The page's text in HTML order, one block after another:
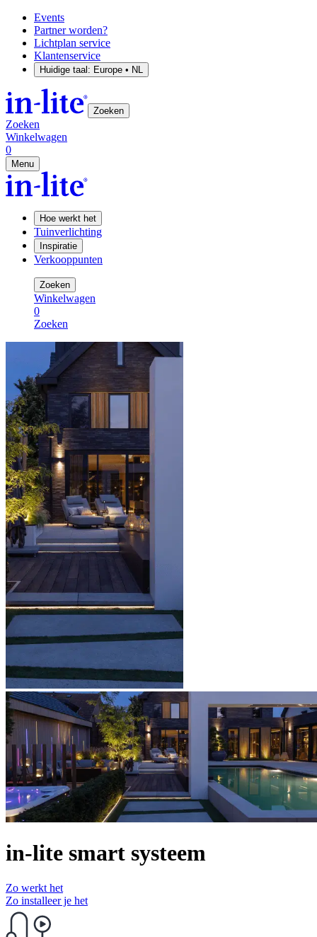
Events
Partner worden?
Lichtplan service
Klantenservice
Huidige taal: Europe • NL
Zoeken
Zoeken
Winkelwagen
0
Menu
Hoe werkt het
Tuinverlichting
Inspiratie
Verkooppunten
Zoeken
Winkelwagen
0
Zoeken
in-lite smart systeem
Zo werkt het
Zo installeer je het